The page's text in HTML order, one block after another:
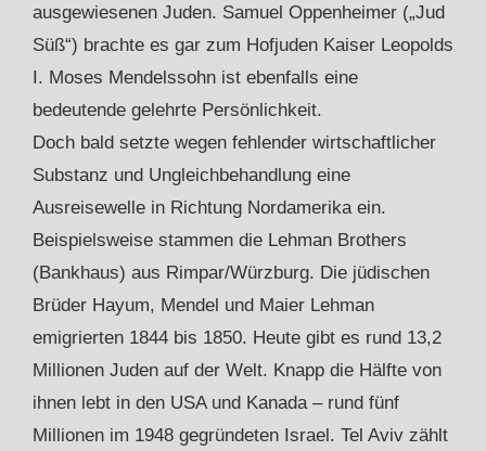
ausgewiesenen Juden. Samuel Oppenheimer („Jud
Süß“) brachte es gar zum Hofjuden Kaiser Leopolds
I. Moses Mendelssohn ist ebenfalls eine
bedeutende gelehrte Persönlichkeit.
Doch bald setzte wegen fehlender wirtschaftlicher
Substanz und Ungleichbehandlung eine
Ausreisewelle in Richtung Nordamerika ein.
Beispielsweise stammen die Lehman Brothers
(Bankhaus) aus Rimpar/Würzburg. Die jüdischen
Brüder Hayum, Mendel und Maier Lehman
emigrierten 1844 bis 1850. Heute gibt es rund 13,2
Millionen Juden auf der Welt. Knapp die Hälfte von
ihnen lebt in den USA und Kanada – rund fünf
Millionen im 1948 gegründeten Israel. Tel Aviv zählt